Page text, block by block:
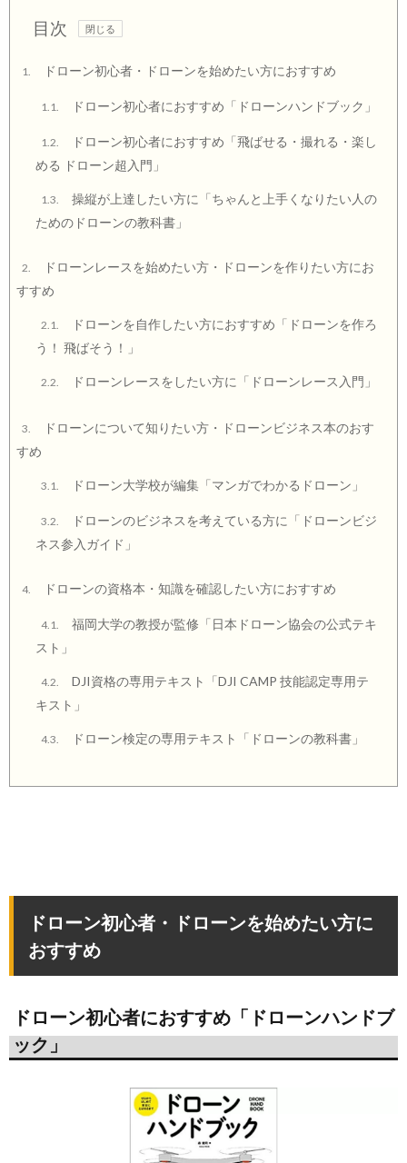
目次
1. ドローン初心者・ドローンを始めたい方におすすめ
1.1. ドローン初心者におすすめ「ドローンハンドブック」
1.2.
ドローン初心者におすすめ「飛ばせる・撮れる・楽し
める ドローン超入門」
1.3.
操縦が上達したい方に「ちゃんと上手くなりたい人の
ためのドローンの教科書」
2.
ドローンレースを始めたい方・ドローンを作りたい方にお
すすめ
2.1.
ドローンを自作したい方におすすめ「ドローンを作ろ
う！ 飛ばそう！」
2.2. ドローンレースをしたい方に「ドローンレース入門」
3.
ドローンについて知りたい方・ドローンビジネス本のおす
すめ
3.1. ドローン大学校が編集「マンガでわかるドローン」
3.2.
ドローンのビジネスを考えている方に「ドローンビジ
ネス参入ガイド」
4. ドローンの資格本・知識を確認したい方におすすめ
4.1.
福岡大学の教授が監修「日本ドローン協会の公式テキ
スト」
4.2.
DJI資格の専用テキスト「DJI CAMP 技能認定専用テ
キスト」
4.3. ドローン検定の専用テキスト「ドローンの教科書」
ドローン初心者・ドローンを始めたい方に
おすすめ
ドローン初心者におすすめ「ドローンハンドブ
ック」